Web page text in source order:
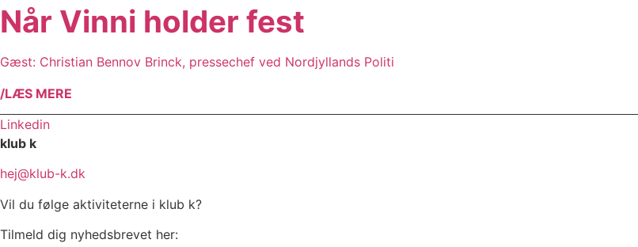
Når Vinni holder fest
Gæst: Christian Bennov Brinck, pressechef ved Nordjyllands Politi
/LÆS MERE
Linkedin
klub k
hej@klub-k.dk
Vil du følge aktiviteterne i klub k?
Tilmeld dig nyhedsbrevet her: